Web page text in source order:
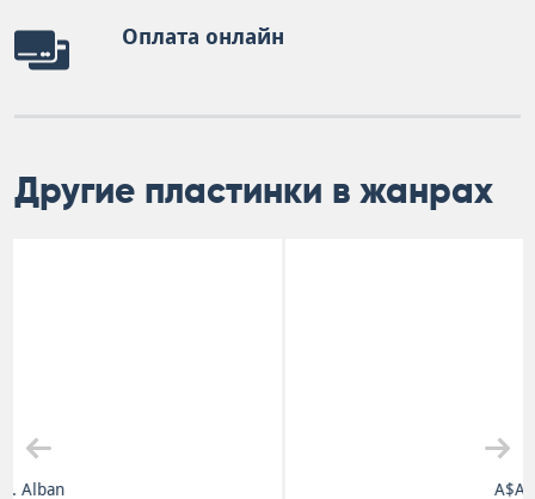
Оплата онлайн
Другие пластинки в жанрах